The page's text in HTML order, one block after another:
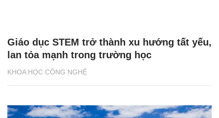
KHOA HỌC CÔNG NGHỆ
Giáo dục STEM trở thành xu hướng tất yếu,
lan tỏa mạnh trong trường học